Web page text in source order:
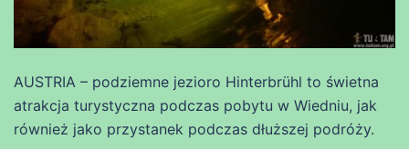
AUSTRIA – podziemne jezioro Hinterbrühl to świetna
atrakcja turystyczna podczas pobytu w Wiedniu, jak
również jako przystanek podczas dłuższej podróży.